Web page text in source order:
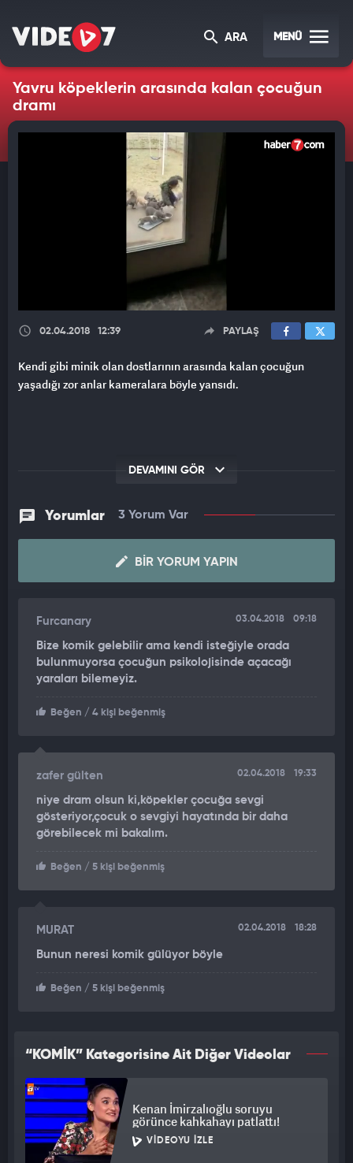
ARA MENÜ
Yavru köpeklerin arasında kalan çocuğun
dramı
02.04.2018 12:39 PAYLAŞ
Kendi gibi minik olan dostlarının arasında kalan çocuğun
yaşadığı zor anlar kameralara böyle yansıdı.
DEVAMINI GÖR
Yorumlar 3 Yorum Var
BIR YORUM YAPIN
Furcanary 03.04.2018 09:18
Bize komik gelebilir ama kendi isteğiyle orada
bulunmuyorsa çocuğun psikolojisinde açacağı
yaraları bilemeyiz.
Beğen / 4 kişi beğenmiş
zafer gülten 02.04.2018 19:33
niye dram olsun ki,köpekler çocuğa sevgi
gösteriyor,çocuk o sevgiyi hayatında bir daha
görebilecek mi bakalım.
Beğen / 5 kişi beğenmiş
MURAT 02.04.2018 18:28
Bunun neresi komik gülüyor böyle
Beğen / 5 kişi beğenmiş
“KOMİK” Kategorisine Ait Diğer Videolar
Kenan İmirzalıoğlu soruyu
görünce kahkahayı patlattı!
VIDEOYU İZLE